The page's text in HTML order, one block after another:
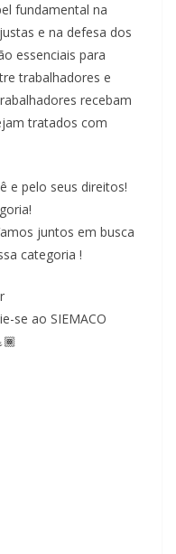
fundamental na
e na defesa dos
essenciais para
trabalhadores e
recebam
tratados com
e pelo seus direitos!
juntos em busca
categoria !
se ao SIEMACO